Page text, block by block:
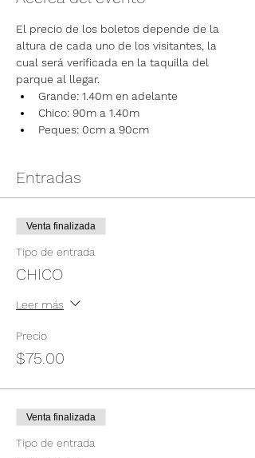
El precio de los boletos depende de la
altura de cada uno de los visitantes, la
cual será verificada en la taquilla del
parque al llegar.
Grande: 1.40m en adelante
Chico: 90m a 1.40m
Peques: 0cm a 90cm
Entradas
Venta finalizada
Tipo de entrada
CHICO
Leer más
Precio
$75.00
Venta finalizada
Tipo de entrada